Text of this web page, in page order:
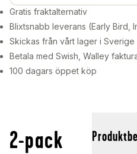
Gratis fraktalternativ
Blixtsnabb leverans (Early Bird,
Skickas från vårt lager i Sverige
Betala med Swish, Walley
100 dagars öppet köp
2-pack